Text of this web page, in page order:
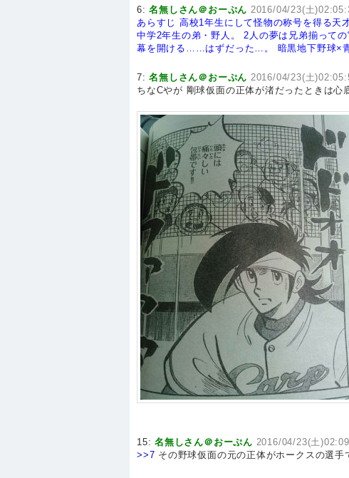
6:名無しさん＠おーぷん 2016/04/23(土
あらすじ 高校1年生にして怪物の称号を得る天
中学2年生の弟・野人。
2人の夢は兄弟揃っての
幕を開ける……はずだった…。
暗黒地下野球×
7:名無しさん＠おーぷん 2016/04/23(土
ちなCやが 剛球仮面の正体が渚だったときは心
15:名無しさん＠おーぷん 2016/04/23(土
>>7 その野球仮面の元の正体がホークスの選